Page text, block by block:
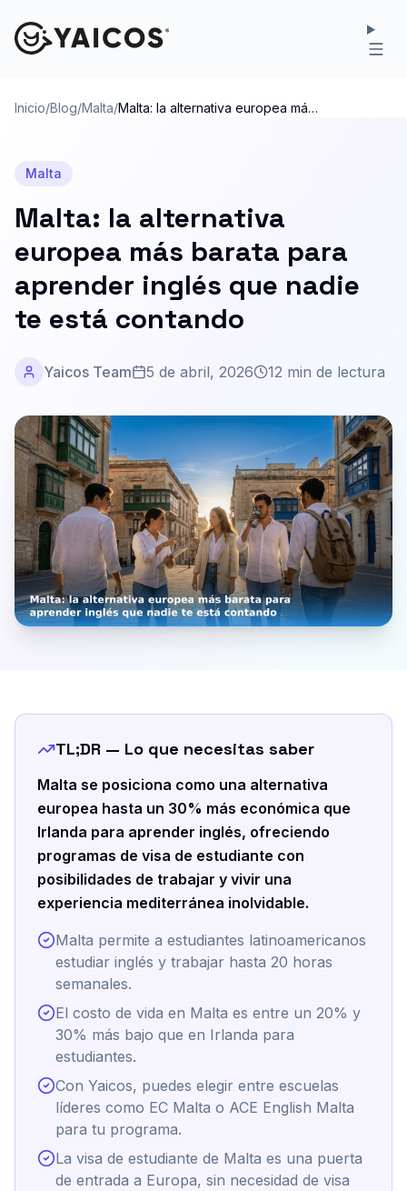
Inicio/Blog/Malta/Malta: la alternativa europea más
Malta
Malta: la alternativa
europea más barata para
aprender inglés que nadie
te está contando
Yaicos Team 5 de abril, 2026 12 min de lectura
TL;DR — Lo que necesitas saber
Malta se posiciona como una alternativa
europea hasta un 30% más económica que
Irlanda para aprender inglés, ofreciendo
programas de visa de estudiante con
posibilidades de trabajar y vivir una
experiencia mediterránea inolvidable.
Malta permite a estudiantes latinoamericanos
estudiar inglés y trabajar hasta 20 horas
semanales.
El costo de vida en Malta es entre un 20% y
30% más bajo que en Irlanda para
estudiantes.
Con Yaicos, puedes elegir entre escuelas
líderes como EC Malta o ACE English Malta
para tu programa.
La visa de estudiante de Malta es una puerta
de entrada a Europa, sin necesidad de visa